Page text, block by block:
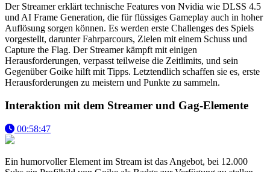
Der Streamer erklärt technische Features von Nvidia wie DLSS 4.5
und AI Frame Generation, die für flüssiges Gameplay auch in hoher
Auflösung sorgen können. Es werden erste Challenges des Spiels
vorgestellt, darunter Fahrparcours, Zielen mit einem Schuss und
Capture the Flag. Der Streamer kämpft mit einigen
Herausforderungen, verpasst teilweise die Zeitlimits, und sein
Gegenüber Goike hilft mit Tipps. Letztendlich schaffen sie es, erste
Herausforderungen zu meistern und Punkte zu sammeln.
Interaktion mit dem Streamer und Gag-Elemente
00:58:47
Ein humorvoller Element im Stream ist das Angebot, bei 12.000